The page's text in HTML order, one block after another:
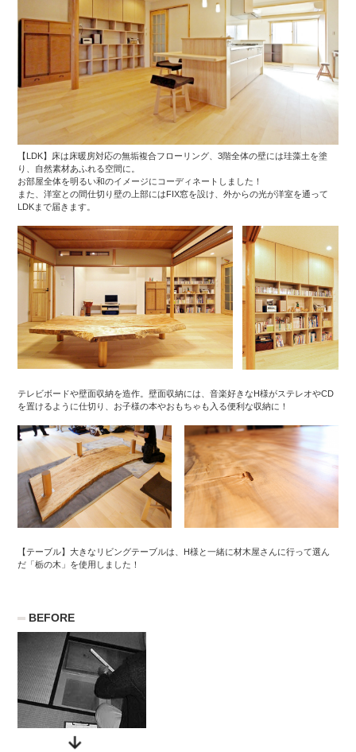
【LDK】床は床暖房対応の無垢複合フローリング、3階全体の壁には珪藻土を塗
り、自然素材あふれる空間に。
お部屋全体を明るい和のイメージにコーディネートしました！
また、洋室との間仕切り壁の上部にはFIX窓を設け、外からの光が洋室を通って
LDKまで届きます。
テレビボードや壁面収納を造作。壁面収納には、音楽好きなH様がステレオやCD
を置けるように仕切り、お子様の本やおもちゃも入る便利な収納に！
【テーブル】大きなリビングテーブルは、H様と一緒に材木屋さんに行って選ん
だ「栃の木」を使用しました！
BEFORE